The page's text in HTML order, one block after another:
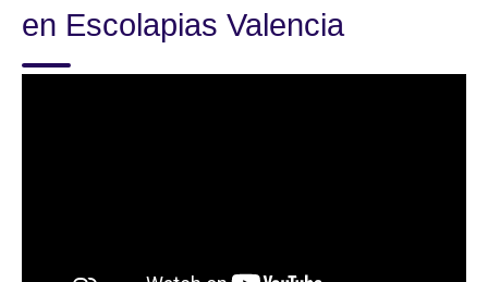
en Escolapias Valencia